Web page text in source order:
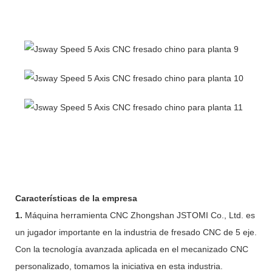
Características de la empresa
1. Máquina herramienta CNC Zhongshan JSTOMI Co., Ltd. es
un jugador importante en la industria de fresado CNC de 5 eje.
Con la tecnología avanzada aplicada en el mecanizado CNC
personalizado, tomamos la iniciativa en esta industria.